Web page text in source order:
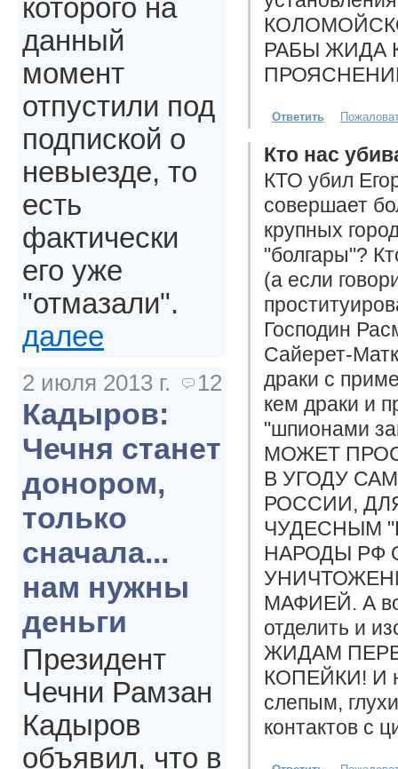
РАБЫ ЖИДА
Ответить
Кто нас
КТО убил
совершает
крупных
"болгары"?
(а если
Господин
Сайерет-
драки с
кем драки и
"шпионами
МОЖЕТ
В УГОДУ
РОССИИ,
ЧУДЕСНЫМ
НАРОДЫ РФ
МАФИЕЙ. А
отделить и
ЖИДАМ
КОПЕЙКИ! И
слепым,
контактов с
которого на
данный
момент
отпустили под
подпиской о
невыезде, то
есть
фактически
его уже
"отмазали".
далее
2 июля 2013 г. 12
Кадыров:
Чечня станет
донором,
только
сначала...
нам нужны
деньги
Президент
Чечни Рамзан
Кадыров
объявил, что в